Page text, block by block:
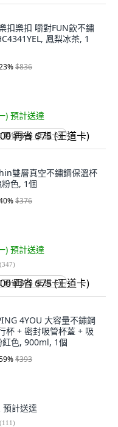
扣樂扣 嚼對FUN飲不鏽
鳳梨冰茶, 1
%$836
) 預計送達
再省 $75 (王道卡)
雙層真空不鏽鋼保溫杯
色, 1個
%$376
) 預計送達
(347)
再省 $75 (王道卡)
4YOU 大容量不鏽鋼
杯 + 密封吸管杯蓋 + 吸
紅色, 900ml, 1個
%$393
預計送達
(111)